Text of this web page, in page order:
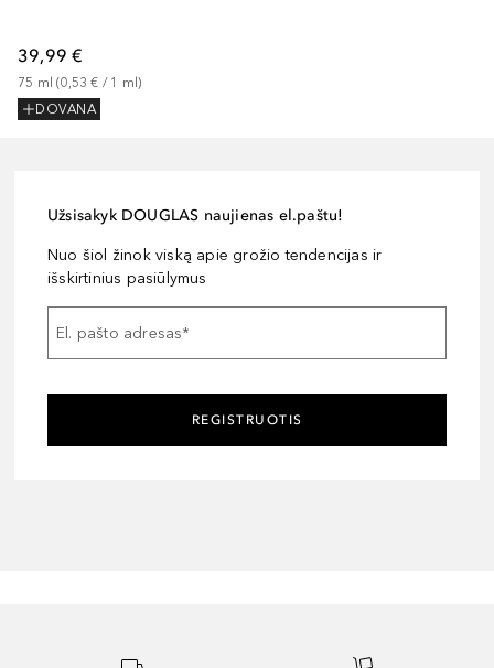
39,99 €
75 ml (0,53 € / 1 ml)
DOVANA
Užsisakyk DOUGLAS naujienas el.paštu!
Nuo šiol žinok viską apie grožio tendencijas ir
išskirtinius pasiūlymus
El. pašto adresas*
REGISTRUOTIS